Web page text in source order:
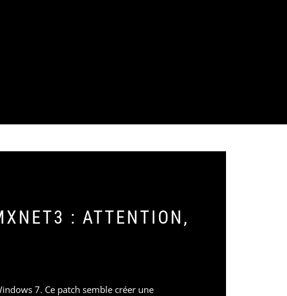
: ATTENTION,
7. Ce patch semble créer une